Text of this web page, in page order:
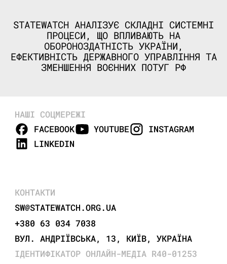
STATEWATCH АНАЛІЗУЄ СКЛАДНІ СИСТЕМНІ
ПРОЦЕСИ, ЩО ВПЛИВАЮТЬ НА
ОБОРОНОЗДАТНІСТЬ УКРАЇНИ,
ЕФЕКТИВНІСТЬ ДЕРЖАВНОГО УПРАВЛІННЯ ТА
ЗМЕНШЕННЯ ВОЄННИХ ПОТУГ РФ
НАШІ СОЦМЕРЕЖІ
FACEBOOK
YOUTUBE
INSTAGRAM
LINKEDIN
КОНТАКТИ
SW@STATEWATCH.ORG.UA
+380 63 034 7038
ВУЛ. АНДРІЇВСЬКА, 13, КИЇВ, УКРАЇНА
ІДЕНТИФІКАТОР ОНЛАЙН-МЕДІА R40-01253